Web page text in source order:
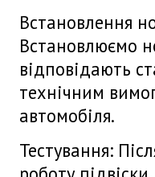
Встановлення
Встановлюємо
відповідають
технічним
автомобіля.
Тестування: